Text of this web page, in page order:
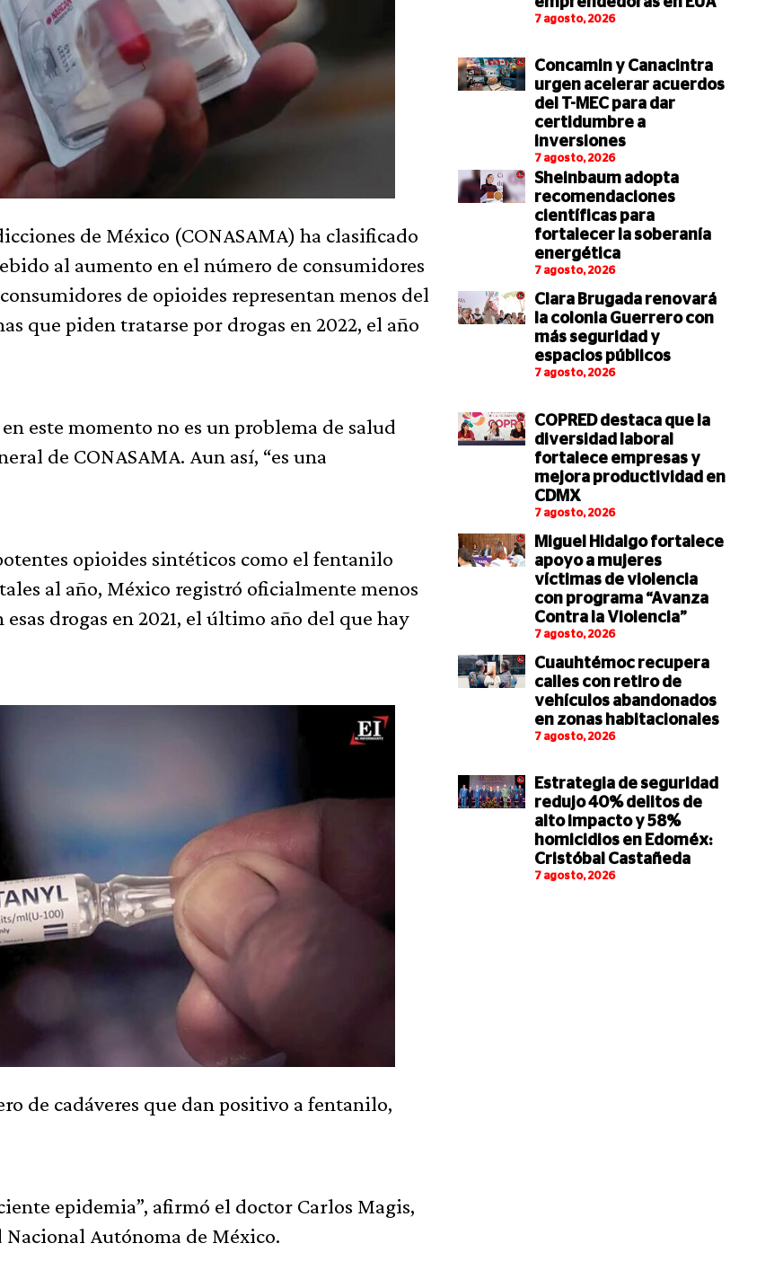
de México (CONASAMA) ha clasificado
al aumento en el número de consumidores
de opioides representan menos del
que piden tratarse por drogas en 2022, el año
este momento no es un problema de salud
de CONASAMA. Aun así, “es una
opioides sintéticos como el fentanilo
al año, México registró oficialmente menos
drogas en 2021, el último año del que hay
de cadáveres que dan positivo a fentanilo,
epidemia”, afirmó el doctor Carlos Magis,
Autónoma de México.
7 agosto, 2026
Concamin y Canacintra
urgen acelerar acuerdos
del T-MEC para dar
certidumbre a
inversiones
7 agosto, 2026
Sheinbaum adopta
recomendaciones
científicas para
fortalecer la soberanía
energética
7 agosto, 2026
Clara Brugada renovará
la colonia Guerrero con
más seguridad y
espacios públicos
7 agosto, 2026
COPRED destaca que la
diversidad laboral
fortalece empresas y
mejora productividad en
CDMX
7 agosto, 2026
Miguel Hidalgo fortalece
apoyo a mujeres
víctimas de violencia
con programa “Avanza
Contra la Violencia”
7 agosto, 2026
Cuauhtémoc recupera
calles con retiro de
vehículos abandonados
en zonas habitacionales
7 agosto, 2026
Estrategia de seguridad
redujo 40% delitos de
alto impacto y 58%
homicidios en Edoméx:
Cristóbal Castañeda
7 agosto, 2026